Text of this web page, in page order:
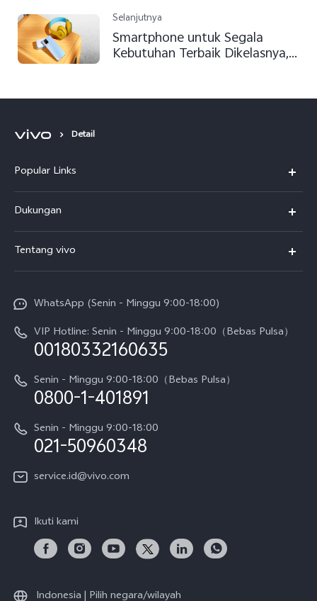
Selanjutnya
Smartphone untuk Segala
Kebutuhan Terbaik Dikelasnya,
Detail
Popular Links
T5
T5 Pro
V70
V70 FE
Y05
X300 Pro
Gerai Terdekat
Dukungan
Service Center
Funtouch OS
Pembaruan Sistem
Harga Spare Part
Otentikasi IMEI
Kebijakan Garansi vivo
Layanan Perbaikan Antar Jemput
Unduh LUT untuk Memulihkan Log
Tentang vivo
Sejarah
Berita
Pemberitahuan Hukum
Tentang Kami
Pusat Privasi vivo
WhatsApp (Senin - Minggu 9:00-18:00)
VIP Hotline: Senin - Minggu 9:00-18:00（Bebas Pulsa）
00180332160635
Senin - Minggu 9:00-18:00（Bebas Pulsa）
0800-1-401891
Senin - Minggu 9:00-18:00
021-50960348
service.id@vivo.com
Ikuti kami
Indonesia | Pilih negara/wilayah